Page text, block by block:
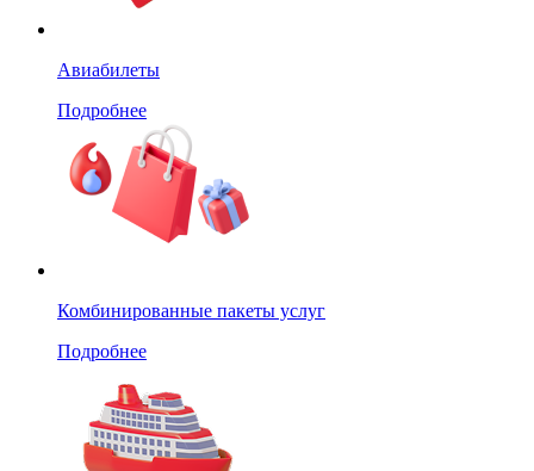
Авиабилеты
Подробнее
Комбинированные пакеты услуг
Подробнее